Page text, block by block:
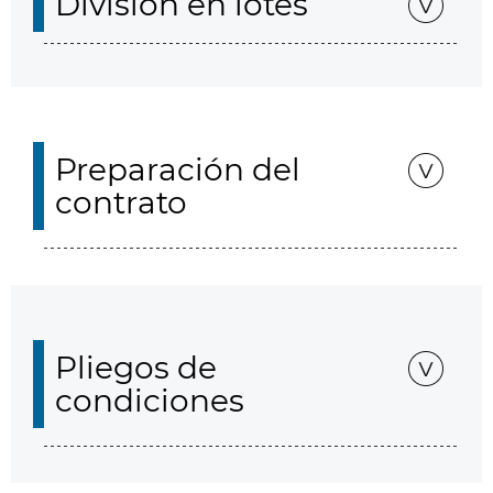
Preparación del
contrato
Pliegos de
condiciones